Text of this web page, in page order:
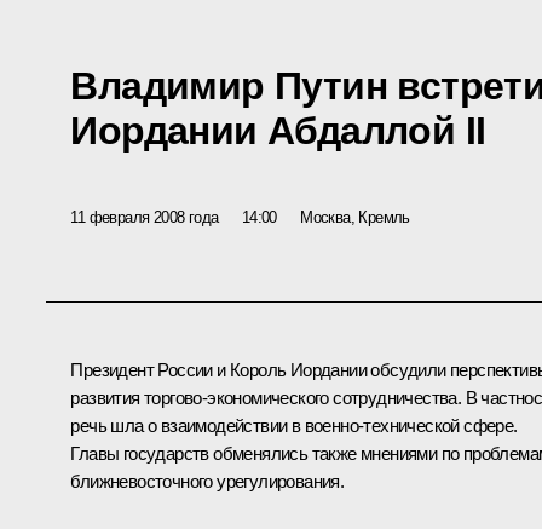
Владимир Путин
Иордании Абдаллой II
11 февраля 2008 года 14:00 Москва, Кремль
Президент России и Король Иордании обсудили
развития торгово-экономического сотрудничества. В
речь шла о взаимодействии в военно-технической сфере.
Главы государств обменялись также мнениями по
ближневосточного урегулирования.